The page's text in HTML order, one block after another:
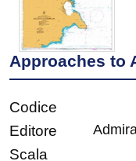
Approaches to
Codice
Editore
Scala